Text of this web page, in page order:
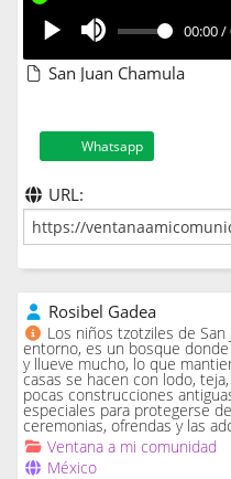
00:00/
San Juan Chamula
Whatsapp
URL:
Rosibel Gadea
Los niños tzotziles de
entorno, es un bosque
y llueve mucho, lo que
casas se hacen con lodo,
pocas construcciones
especiales para protegerse
ceremonias, ofrendas y las
Ventana a mi comunidad
México